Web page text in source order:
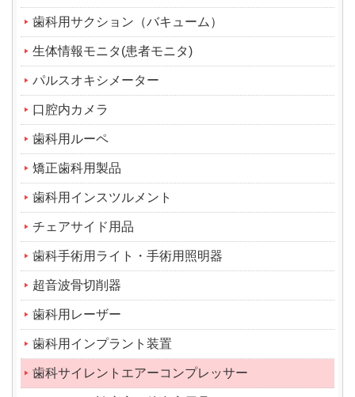
歯科用サクション（バキューム）
生体情報モニタ(患者モニタ)
パルスオキシメーター
口腔内カメラ
歯科用ルーペ
矯正歯科用製品
歯科用インスツルメント
チェアサイド用品
歯科手術用ライト・手術用照明器
超音波骨切削器
歯科用レーザー
歯科用インプラント装置
歯科サイレントエアーコンプレッサー